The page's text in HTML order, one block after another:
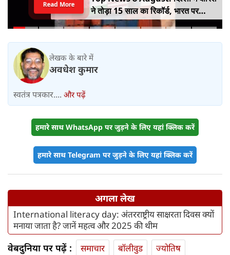
ने तोड़ा 15 साल का रिकॉर्ड, भारत पर
100% टैरिफ का खतरा; Gen Z पर कंगना
Read More
लेखक के बारे में
अवधेश कुमार
स्वतंत्र पत्रकार.... और पढ़ें
हमारे साथ WhatsApp पर जुड़ने के लिए यहां क्लिक करें
हमारे साथ Telegram पर जुड़ने के लिए यहां क्लिक करें
अगला लेख
International literacy day: अंतरराष्ट्रीय साक्षरता दिवस क्यों
मनाया जाता है? जानें महत्व और 2025 की थीम
वेबदुनिया पर पढ़ें : समाचार बॉलीवुड
ज्योतिष